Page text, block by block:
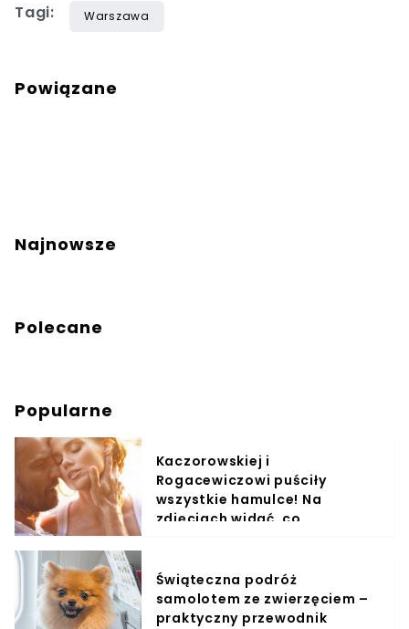
Tagi: Warszawa
Powiązane
Najnowsze
Polecane
Popularne
Kaczorowskiej i
Rogacewiczowi puściły
wszystkie hamulce! Na
zdjęciach widać, co
Świąteczna podróż
samolotem ze zwierzęciem –
praktyczny przewodnik